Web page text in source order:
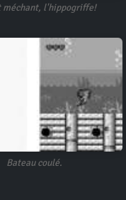
méchant, l'hippogriffe!
Bateau coulé.